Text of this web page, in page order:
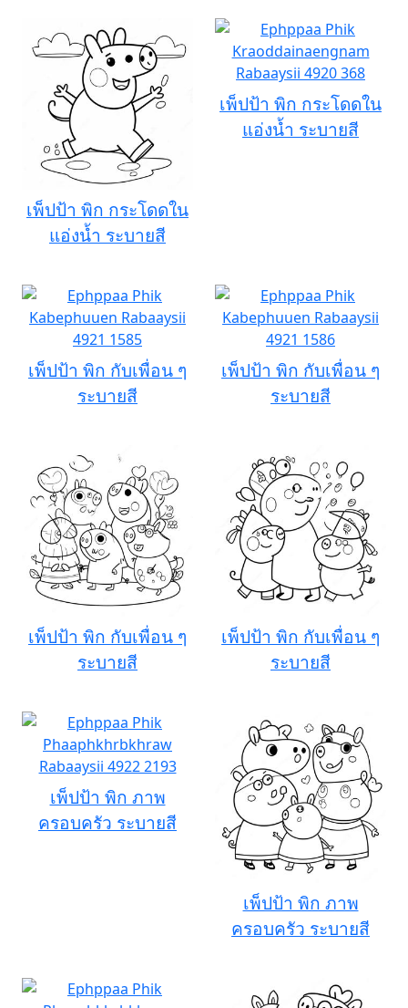
เพ็ปป้า พิก กระโดดใน
แอ่งน้ำ ระบายสี
เพ็ปป้า พิก กระโดดใน
แอ่งน้ำ ระบายสี
เพ็ปป้า พิก กับเพื่อน ๆ
ระบายสี
เพ็ปป้า พิก กับเพื่อน ๆ
ระบายสี
เพ็ปป้า พิก กับเพื่อน ๆ
ระบายสี
เพ็ปป้า พิก กับเพื่อน ๆ
ระบายสี
เพ็ปป้า พิก ภาพ
ครอบครัว ระบายสี
เพ็ปป้า พิก ภาพ
ครอบครัว ระบายสี